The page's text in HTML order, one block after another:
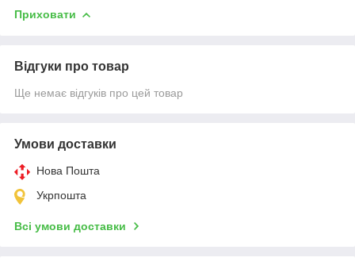
Приховати
Відгуки про товар
Ще немає відгуків про цей товар
Умови доставки
Нова Пошта
Укрпошта
Всі умови доставки